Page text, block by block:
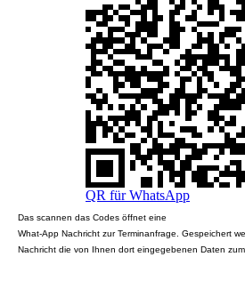
QR für WhatsApp
Das scannen das Codes öffnet eine
What-App Nachricht zur Terminanfrage. Gespeichert
Nachricht die von Ihnen dort eingegebenen Daten